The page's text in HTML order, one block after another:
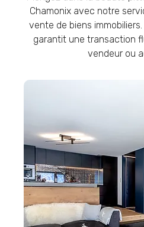
Chamonix avec notre
vente de biens
garantit une transaction
vendeur ou